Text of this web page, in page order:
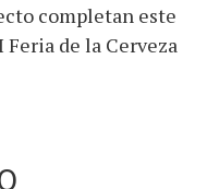
completan este
de la Cerveza